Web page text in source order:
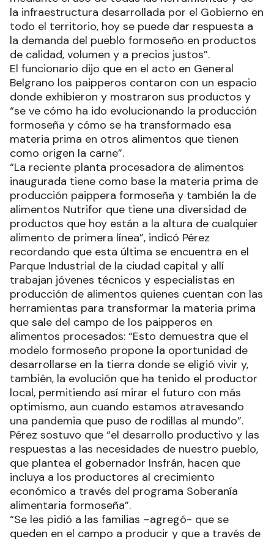
la infraestructura desarrollada por el Gobierno en
todo el territorio, hoy se puede dar respuesta a
la demanda del pueblo formoseño en productos
de calidad, volumen y a precios justos”.
El funcionario dijo que en el acto en General
Belgrano los paipperos contaron con un espacio
donde exhibieron y mostraron sus productos y
“se ve cómo ha ido evolucionando la producción
formoseña y cómo se ha transformado esa
materia prima en otros alimentos que tienen
como origen la carne”.
“La reciente planta procesadora de alimentos
inaugurada tiene como base la materia prima de
producción paippera formoseña y también la de
alimentos Nutrifor que tiene una diversidad de
productos que hoy están a la altura de cualquier
alimento de primera línea”, indicó Pérez
recordando que esta última se encuentra en el
Parque Industrial de la ciudad capital y allí
trabajan jóvenes técnicos y especialistas en
producción de alimentos quienes cuentan con las
herramientas para transformar la materia prima
que sale del campo de los paipperos en
alimentos procesados: “Esto demuestra que el
modelo formoseño propone la oportunidad de
desarrollarse en la tierra donde se eligió vivir y,
también, la evolución que ha tenido el productor
local, permitiendo así mirar el futuro con más
optimismo, aun cuando estamos atravesando
una pandemia que puso de rodillas al mundo”.
Pérez sostuvo que “el desarrollo productivo y las
respuestas a las necesidades de nuestro pueblo,
que plantea el gobernador Insfrán, hacen que
incluya a los productores al crecimiento
económico a través del programa Soberanía
alimentaria formoseña”.
“Se les pidió a las familias –agregó- que se
queden en el campo a producir y que a través de